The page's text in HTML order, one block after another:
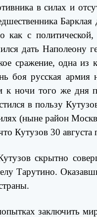
в силах и
как с
дать Наполеону
сражение, одна
боя русская
к ночи того же дня
в пользу
(ныне район
Кутузов 30
скрытно
Тарутино.
заключить